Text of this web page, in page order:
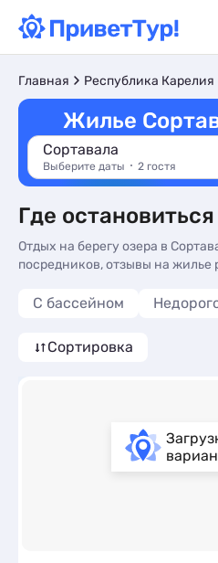
Главная Республика Карелия
Жилье
Сортавала
Выберите даты 2 гостя
Где
Отдых на берегу озера в
посредников, отзывы на жилье
в Сортавала - более 10
С бассейном
Сортировка